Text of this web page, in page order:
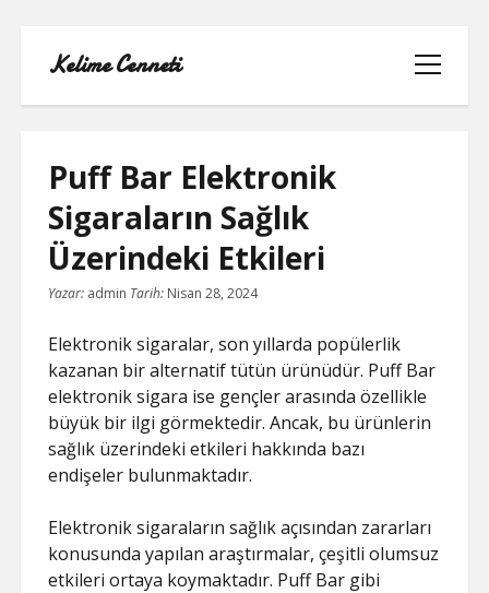
Kelime Cenneti
menüyü
aç
LISTE
REELS YORUM YÜKLEME PARASIZ
SAYFA LISTESI
TWITTER BEĞENI KASMA
TWITTER PROFIL RESMI SILME
Puff Bar Elektronik
Sigaraların Sağlık
Üzerindeki Etkileri
Yazar: admin Tarih: Nisan 28, 2024
Elektronik sigaralar, son yıllarda popülerlik
kazanan bir alternatif tütün ürünüdür. Puff Bar
elektronik sigara ise gençler arasında özellikle
büyük bir ilgi görmektedir. Ancak, bu ürünlerin
sağlık üzerindeki etkileri hakkında bazı
endişeler bulunmaktadır.
Elektronik sigaraların sağlık açısından zararları
konusunda yapılan araştırmalar, çeşitli olumsuz
etkileri ortaya koymaktadır. Puff Bar gibi